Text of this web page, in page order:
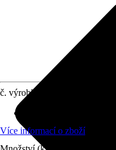
č. výrobku
Více informací o zboží